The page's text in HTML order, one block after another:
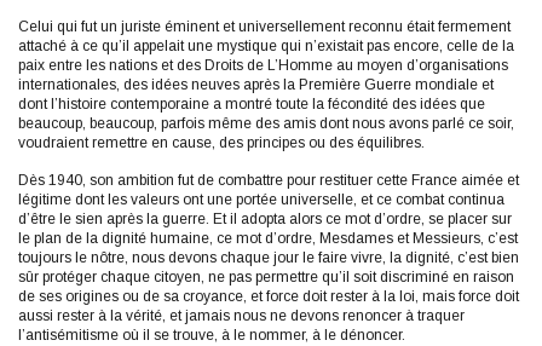
Celui qui fut un juriste éminent et universellement reconnu était fermement
attaché à ce qu’il appelait une mystique qui n’existait pas encore, celle de la
paix entre les nations et des Droits de L’Homme au moyen d’organisations
internationales, des idées neuves après la Première Guerre mondiale et
dont l’histoire contemporaine a montré toute la fécondité des idées que
beaucoup, beaucoup, parfois même des amis dont nous avons parlé ce soir,
voudraient remettre en cause, des principes ou des équilibres.
Dès 1940, son ambition fut de combattre pour restituer cette France aimée et
légitime dont les valeurs ont une portée universelle, et ce combat continua
d’être le sien après la guerre. Et il adopta alors ce mot d’ordre, se placer sur
le plan de la dignité humaine, ce mot d’ordre, Mesdames et Messieurs, c’est
toujours le nôtre, nous devons chaque jour le faire vivre, la dignité, c’est bien
sûr protéger chaque citoyen, ne pas permettre qu’il soit discriminé en raison
de ses origines ou de sa croyance, et force doit rester à la loi, mais force doit
aussi rester à la vérité, et jamais nous ne devons renoncer à traquer
l’antisémitisme où il se trouve, à le nommer, à le dénoncer.